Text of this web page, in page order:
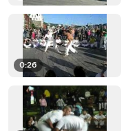
0:26